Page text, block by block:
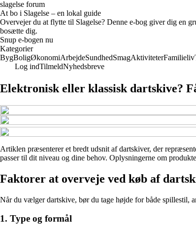
slagelse forum
At bo i Slagelse – en lokal guide
Overvejer du at flytte til Slagelse? Denne e-bog giver dig en
bosætte dig.
Snup e-bogen nu
Kategorier
BygBoligØkonomiArbejdeSundhedSmagAktiviteterFamilieliv
Log indTilmeldNyhedsbreve
Elektronisk eller klassisk dartskive?
Artiklen præsenterer et bredt udsnit af dartskiver, der
passer til dit niveau og dine behov. Oplysningerne om
Faktorer at overveje ved køb af
Når du vælger dartskive, bør du tage højde for både spillestil,
1. Type og formål